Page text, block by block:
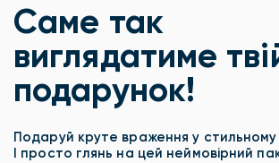
Саме так
виглядатиме
подарунок!
Подаруй круте враження у стильному
І просто глянь на цей неймовірний